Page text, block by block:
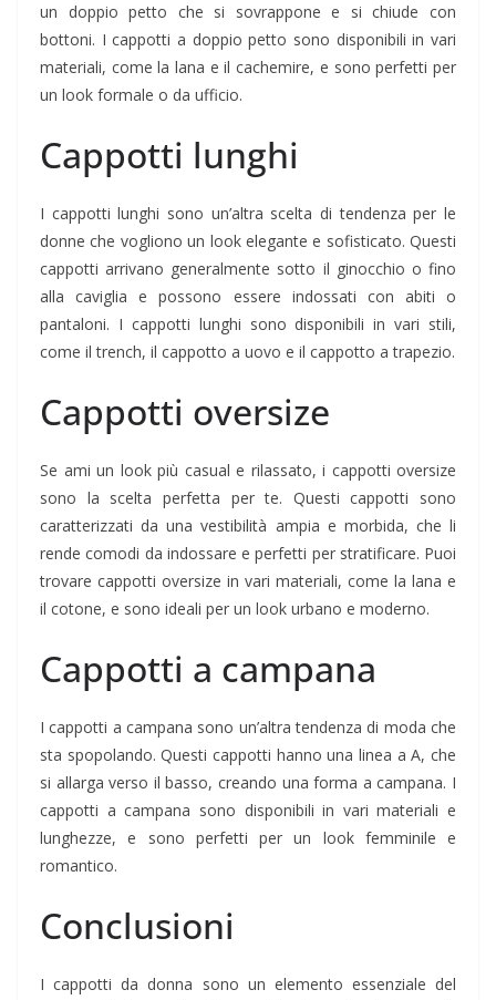
un doppio petto che si sovrappone e si chiude con
bottoni. I cappotti a doppio petto sono disponibili in vari
materiali, come la lana e il cachemire, e sono perfetti per
un look formale o da ufficio.
Cappotti lunghi
I cappotti lunghi sono un’altra scelta di tendenza per le
donne che vogliono un look elegante e sofisticato. Questi
cappotti arrivano generalmente sotto il ginocchio o fino
alla caviglia e possono essere indossati con abiti o
pantaloni. I cappotti lunghi sono disponibili in vari stili,
come il trench, il cappotto a uovo e il cappotto a trapezio.
Cappotti oversize
Se ami un look più casual e rilassato, i cappotti oversize
sono la scelta perfetta per te. Questi cappotti sono
caratterizzati da una vestibilità ampia e morbida, che li
rende comodi da indossare e perfetti per stratificare. Puoi
trovare cappotti oversize in vari materiali, come la lana e
il cotone, e sono ideali per un look urbano e moderno.
Cappotti a campana
I cappotti a campana sono un’altra tendenza di moda che
sta spopolando. Questi cappotti hanno una linea a A, che
si allarga verso il basso, creando una forma a campana. I
cappotti a campana sono disponibili in vari materiali e
lunghezze, e sono perfetti per un look femminile e
romantico.
Conclusioni
I cappotti da donna sono un elemento essenziale del